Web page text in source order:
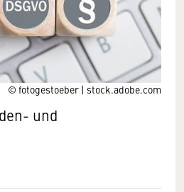
© fotogestoeber | stock.adobe.com
und